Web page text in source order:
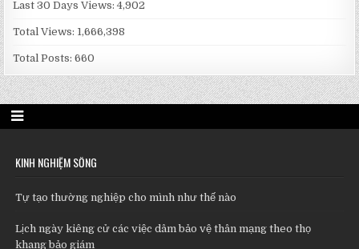
Last 30 Days Views:4,902
Total Views: 1,666,398
Total Posts:660
KINH NGHIỆM SỐNG
Tự tạo thường nghiệp cho mình như thế nào
Lịch ngày kiêng cử các việc dâm bảo vệ thân mạng theo thọ
khang bảo giám